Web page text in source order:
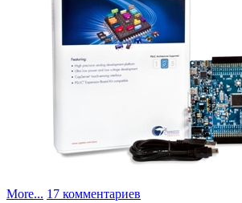
More... 17 комментариев